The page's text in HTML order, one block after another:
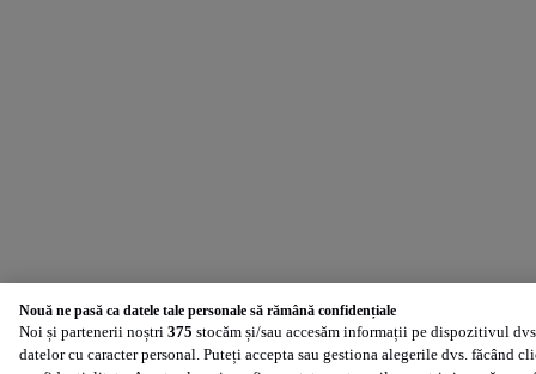
Nouă ne pasă ca datele tale personale să rămână confidențiale
Noi și partenerii noștri 375 stocăm și/sau accesăm informații pe dispozitivul
datelor cu caracter personal. Puteți accepta sau gestiona alegerile dvs. făcând